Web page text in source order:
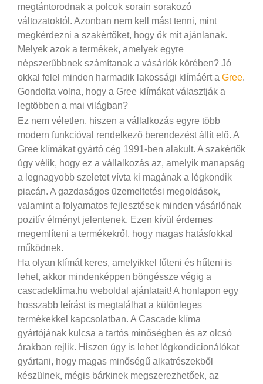
megtántorodnak a polcok sorain sorakozó
változatoktól. Azonban nem kell mást tenni, mint
megkérdezni a szakértőket, hogy ők mit ajánlanak.
Melyek azok a termékek, amelyek egyre
népszerűbbnek számítanak a vásárlók körében? Jó
okkal felel minden harmadik lakossági klímáért a Gree.
Gondolta volna, hogy a Gree klímákat választják a
legtöbben a mai világban?
Ez nem véletlen, hiszen a vállalkozás egyre több
modern funkcióval rendelkező berendezést állít elő. A
Gree klímákat gyártó cég 1991-ben alakult. A szakértők
úgy vélik, hogy ez a vállalkozás az, amelyik manapság
a legnagyobb szeletet vívta ki magának a légkondik
piacán. A gazdaságos üzemeltetési megoldások,
valamint a folyamatos fejlesztések minden vásárlónak
pozitív élményt jelentenek. Ezen kívül érdemes
megemlíteni a termékekről, hogy magas hatásfokkal
működnek.
Ha olyan klímát keres, amelyikkel fűteni és hűteni is
lehet, akkor mindenképpen böngéssze végig a
cascadeklima.hu weboldal ajánlatait! A honlapon egy
hosszabb leírást is megtalálhat a különleges
termékekkel kapcsolatban. A Cascade klíma
gyártójának kulcsa a tartós minőségben és az olcsó
árakban rejlik. Hiszen úgy is lehet légkondicionálókat
gyártani, hogy magas minőségű alkatrészekből
készülnek, mégis bárkinek megszerezhetőek, az